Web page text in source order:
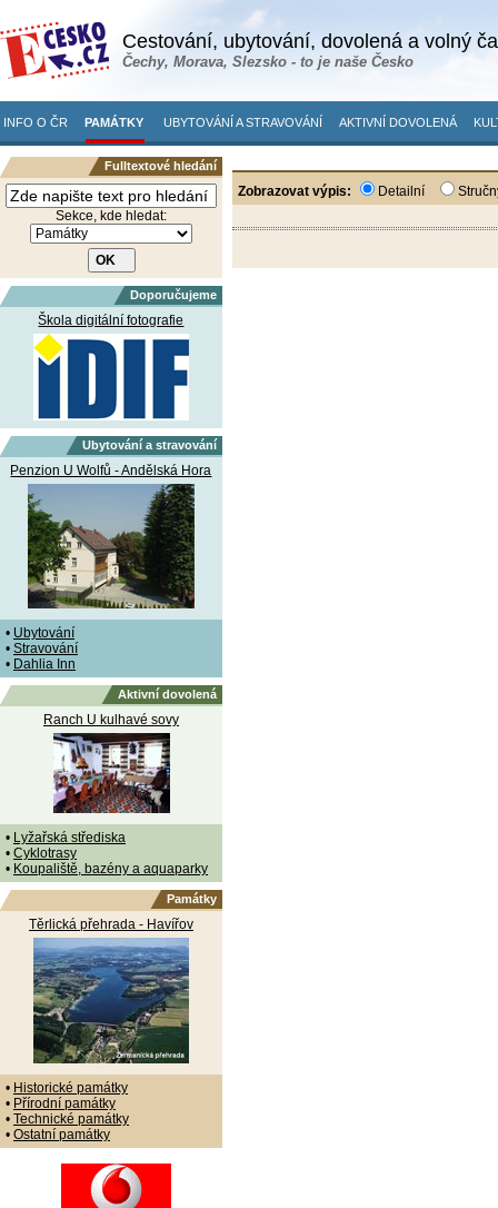
Cestování, ubytování, dovolená a volný
Čechy, Morava, Slezsko - to je naše Česko
INFO O ČR PAMÁTKY UBYTOVÁNÍ A STRAVOVÁNÍ AKTIVNÍ DOVOLENÁ
Fulltextové hledání
Sekce, kde hledat:
Doporučujeme
Škola digitální fotografie
Ubytování a stravování
Penzion U Wolfů - Andělská Hora
• Ubytování
• Stravování
• Dahlia Inn
Aktivní dovolená
Ranch U kulhavé sovy
• Lyžařská střediska
• Cyklotrasy
• Koupaliště, bazény a aquaparky
Památky
Těrlická přehrada - Havířov
• Historické památky
• Přírodní památky
• Technické památky
• Ostatní památky
Zobrazovat výpis: Detailní